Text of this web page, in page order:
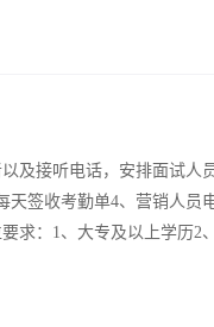
及接听电话，安排面试人
签收考勤单4、营销人员
求：1、大专及以上学历2